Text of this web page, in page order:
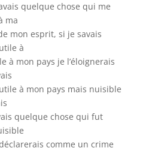
quelque chose qui me
ma
mon esprit, si je savais
à
à mon pays je l’éloignerais
à mon pays mais nuisible
quelque chose qui fut
comme un crime